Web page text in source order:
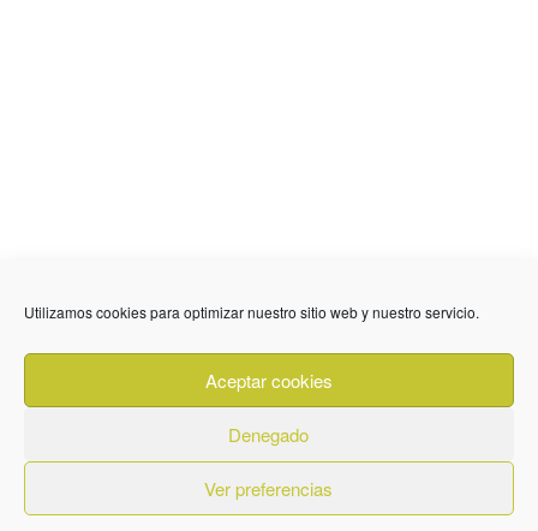
Utilizamos cookies para optimizar nuestro sitio web y nuestro servicio.
Aceptar cookies
Denegado
Ver preferencias
636 01 61 85
Fuente Palmera
info @ fuentepalmerainformacion.es
Privacidad Aviso legal
Cookies
Quiénes Somos
Contacto